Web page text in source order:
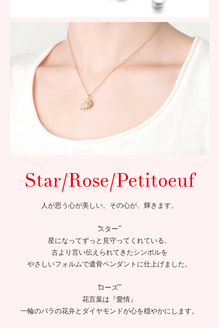
Star/Rose/Petitoeuf
人が思う心が美しい。その心が、輝きます。
“スター”
星になってずっと見守ってくれている。
古より言い伝えられてきたシンボルを
やさしいフォルムで遺骨ペンダントに仕上げました。
“ローズ”
花言葉は『愛情』
一輪のバラの花弁とダイヤモンドが心を穏やかにします。